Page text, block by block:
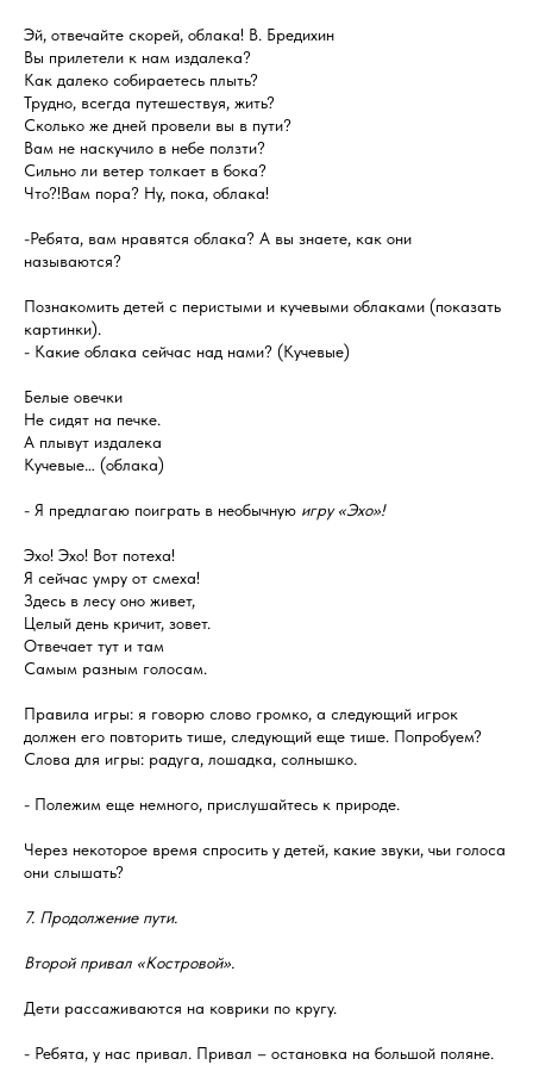
Эй, отвечайте скорей, облака! В. Бредихин
Вы прилетели к нам издалека?
Как далеко собираетесь плыть?
Трудно, всегда путешествуя, жить?
Сколько же дней провели вы в пути?
Вам не наскучило в небе ползти?
Сильно ли ветер толкает в бока?
Что?!Вам пора? Ну, пока, облака!
-Ребята, вам нравятся облака? А вы знаете, как они
называются?
Познакомить детей с перистыми и кучевыми облаками (показать
картинки).
- Какие облака сейчас над нами? (Кучевые)
Белые овечки
Не сидят на печке.
А плывут издалека
Кучевые… (облака)
- Я предлагаю поиграть в необычную игру «Эхо»!
Эхо! Эхо! Вот потеха!
Я сейчас умру от смеха!
Здесь в лесу оно живет,
Целый день кричит, зовет.
Отвечает тут и там
Самым разным голосам.
Правила игры: я говорю слово громко, а следующий игрок
должен его повторить тише, следующий еще тише. Попробуем?
Слова для игры: радуга, лошадка, солнышко.
- Полежим еще немного, прислушайтесь к природе.
Через некоторое время спросить у детей, какие звуки, чьи голоса
они слышать?
7. Продолжение пути.
Второй привал «Костровой».
Дети рассаживаются на коврики по кругу.
- Ребята, у нас привал. Привал – остановка на большой поляне.